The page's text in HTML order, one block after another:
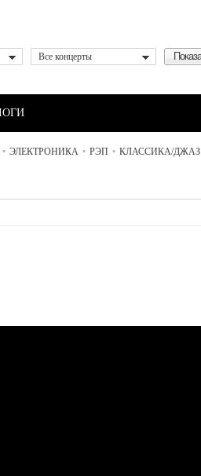
Все концерты
• ЭЛЕКТРОНИКА • РЭП • КЛАССИКА/ДЖАЗ